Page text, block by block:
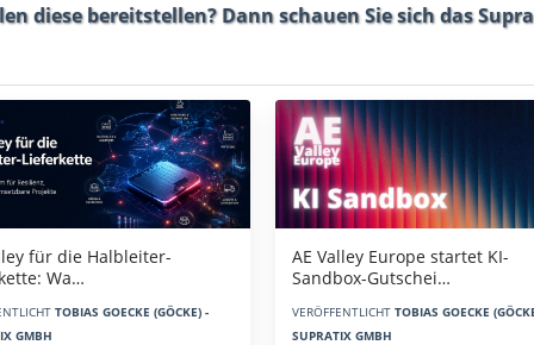
diese bereitstellen? Dann schauen Sie sich das
für die Halbleiter-
Wa…
TOBIAS GOECKE (GÖCKE) -
GMBH
AE Valley Europe startet KI-
Sandbox-Gutschei…
VERÖFFENTLICHT TOBIAS GOECKE
SUPRATIX GMBH